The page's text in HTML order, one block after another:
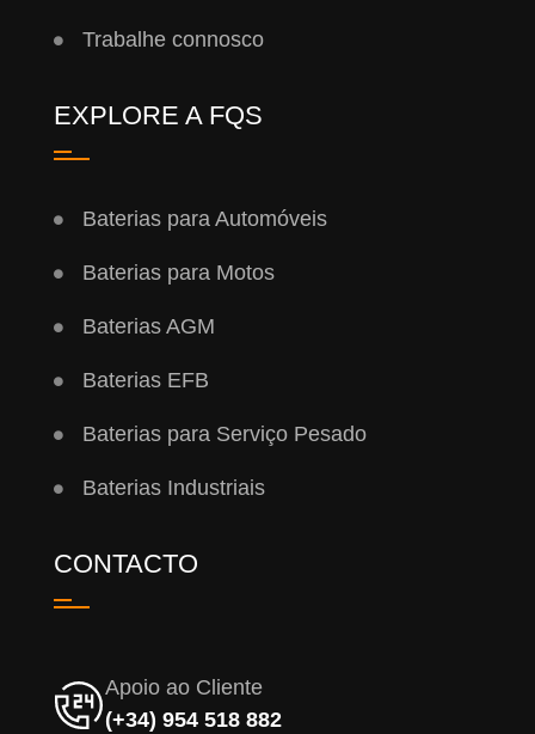
Trabalhe connosco
EXPLORE A FQS
Baterias para Automóveis
Baterias para Motos
Baterias AGM
Baterias EFB
Baterias para Serviço Pesado
Baterias Industriais
CONTACTO
Apoio ao Cliente
(+34) 954 518 882